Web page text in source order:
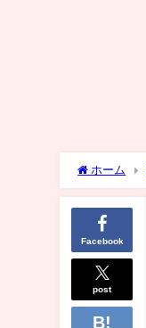
ホーム
Facebook
post